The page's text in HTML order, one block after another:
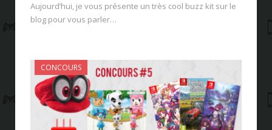
Aujourd’hui, je vous présente un très cool buzz kit sur le
blog pour vous parler…
CONCOURS